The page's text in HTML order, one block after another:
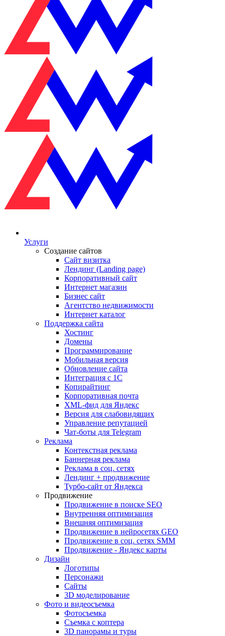
Услуги
Создание сайтов
Сайт визитка
Лендинг (Landing page)
Корпоративный сайт
Интернет магазин
Бизнес сайт
Агентство недвижимости
Интернет каталог
Поддержка сайта
Хостинг
Домены
Программирование
Мобильная версия
Обновление сайта
Интеграция с 1С
Копирайтинг
Корпоративная почта
XML-фид для Яндекс
Версия для слабовидящих
Управление репутацией
Чат-боты для Telegram
Реклама
Контекстная реклама
Баннерная реклама
Реклама в соц. сетях
Лендинг + продвижение
Турбо-сайт от Яндекса
Продвижение
Продвижение в поиске SEO
Внутренняя оптимизация
Внешняя оптимизация
Продвижение в нейросетях GEO
Продвижение в соц. сетях SMM
Продвижение - Яндекс карты
Дизайн
Логотипы
Персонажи
Сайты
3D моделирование
Фото и видеосъемка
Фотосъемка
Съемка с коптера
3D панорамы и туры